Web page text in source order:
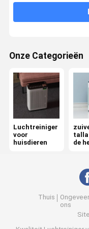
de
De
Ionische
UVluchtsterilisator
De Filter van de
Onze Categorieën
Luchtreiniger
voor
huisdieren
de
Thuis
Ongeveer
ons